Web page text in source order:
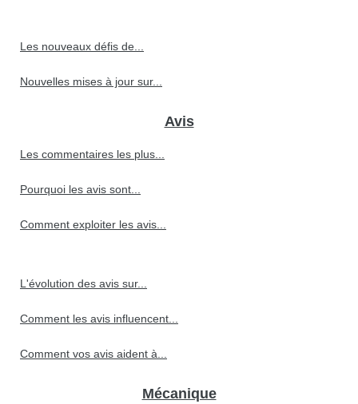
Les nouveaux défis de...
Nouvelles mises à jour sur...
Avis
Les commentaires les plus...
Pourquoi les avis sont...
Comment exploiter les avis...
L'évolution des avis sur...
Comment les avis influencent...
Comment vos avis aident à...
Mécanique